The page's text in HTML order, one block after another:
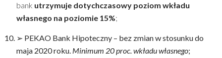
bank utrzymuje dotychczasowy poziom wkładu
własnego na poziomie 15%;
➢ PEKAO Bank Hipoteczny – bez zmian w stosunku do
maja 2020 roku. Minimum 20 proc. wkładu własnego;